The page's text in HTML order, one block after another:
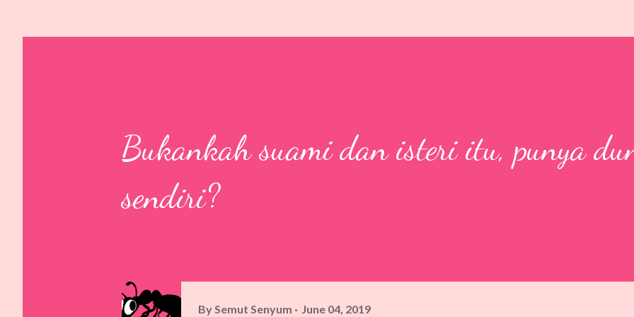
Bukankah suami dan isteri itu, punya
sendiri?
By Semut Senyum June 04, 2019